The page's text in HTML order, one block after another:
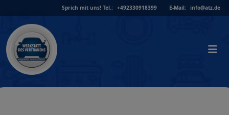
to
content
Sprich mit uns! Tel.: +492330918399 E-Mail: info@atz.de